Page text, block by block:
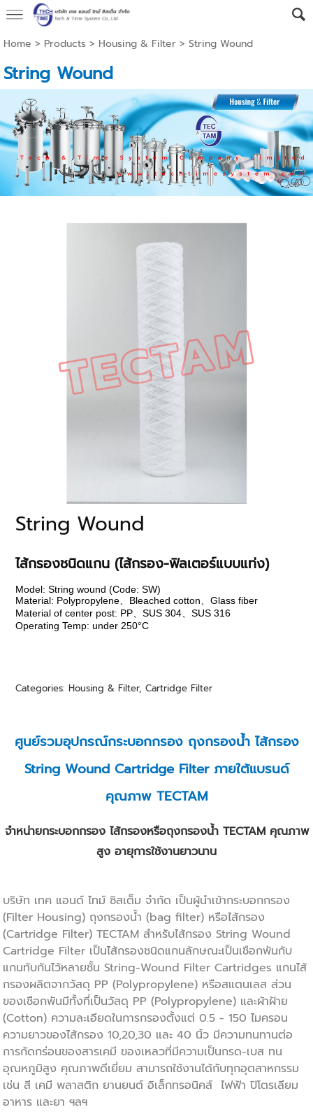
Home > Products > Housing & Filter> String Wound
String Wound
String Wound
ไส้กรองชนิดแกน (ไส้กรอง-ฟิลเตอร์แบบแท่ง)
Model: String wound (Code: SW)
Material: Polypropylene、Bleached cotton、Glass fiber
Material of center post: PP、SUS 304、SUS 316
Operating Temp: under 250°C
Categories:Housing & Filter,Cartridge Filter
ศูนย์รวมอุปกรณ์กระบอกกรอง ถุงกรองน้ำไส้กรอง
String Wound Cartridge Filterภายใต้แบรนด์
คุณภาพ TECTAM
จำหน่ายกระบอกกรอง ไส้กรองหรือถุงกรองน้ำTECTAM คุณภาพ
สูง อายุการใช้งานยาวนาน
บริษัท เทค แอนด์ ไทม์ ซิสเต็ม จำกัด เป็นผู้นำเข้ากระบอกกรอง
(Filter Housing) ถุงกรองน้ำ (bag filter) หรือไส้กรอง
(Cartridge Filter) TECTAM สำหรับไส้กรอง String Wound
Cartridge Filter เป็นไส้กรองชนิดแกนลักษณะเป็นเชือกพันกับ
แกนทับกันไว้หลายชั้น String-Wound Filter Cartridges แกนไส้
กรองผลิตจากวัสดุ PP (Polypropylene) หรือสแตนเลส ส่วน
ของเชือกพันมีทั้งที่เป็นวัสดุ PP (Polypropylene) และผ้าฝ้าย
(Cotton) ความละเอียดในการกรองตั้งแต่ 0.5 - 150 ไมครอน
ความยาวของไส้กรอง 10,20,30 และ 40 นิ้ว มีความทนทานต่อ
การกัดกร่อนของสารเคมี ของเหลวที่มีความเป็นกรด-เบส ทน
อุณหภูมิสูง คุณภาพดีเยี่ยม สามารถใช้งานได้กับทุกอุตสาหกรรม
เช่น สี เคมี พลาสติก ยานยนต์ อิเล็กทรอนิคส์ ไฟฟ้า ปิโตรเลียม
อาหาร และยา ฯลฯ